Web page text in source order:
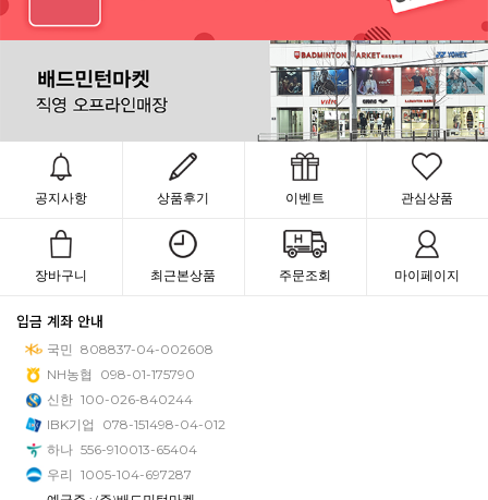
공지사항 상품후기 이벤트 관심상품
장바구니 최근본상품 주문조회 마이페이지
입금 계좌 안내
국민 808837-04-002608
NH농협
098-01-175790
신한 100-026-840244
IBK기업
078-151498-04-012
하나 556-910013-65404
우리 1005-104-697287